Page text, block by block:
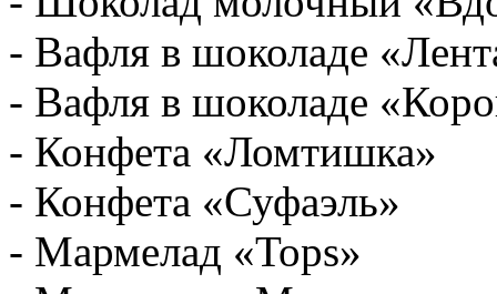
- Вафля в шоколаде
- Вафля в шоколаде
- Конфета «Ломтишка»
- Конфета «Суфаэль»
- Мармелад «Tops»